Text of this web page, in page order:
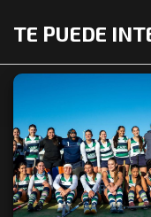
TE PUEDE